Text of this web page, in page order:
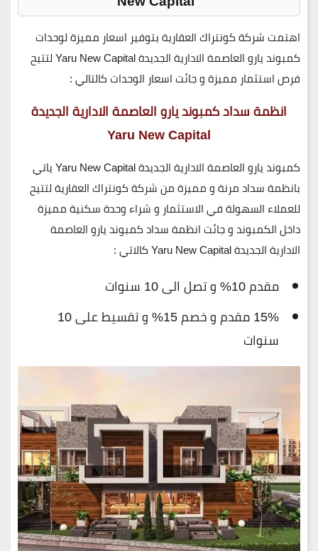
اهتمت شركة كونتراك العقارية بتوفير اسعار مميزة لوحدات
كمبوند يارو العاصمة الادارية الجديدة Yaru New Capital لتتيح
فرص استثمار مميزة و جائت اسعار الوحدات كالتالي :
انظمة سداد كمبوند يارو العاصمة الادارية الجديدة
Yaru New Capital
كمبوند يارو العاصمة الادارية الجديدة Yaru New Capital ياتي
بانظمة سداد مرنة و مميزة من شركة كونتراك العقارية لتتيح
للعملاء السهولة في الاستثمار و شراء وحدة سكنية مميزة
داخل الكمبوند و جائت انظمة سداد كمبوند يارو العاصمة
الادارية الجديدة Yaru New Capital كالاتي :
مقدم 10% و تصل الى 10 سنوات
15% مقدم و خصم 15% و تقسيط على 10
سنوات